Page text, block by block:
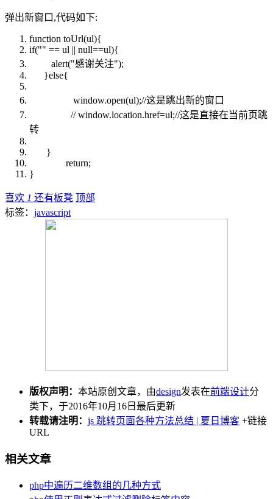
弹出新窗口,代码如下:
function toUrl(ul){
if("" == ul || null==ul){
alert("感谢关注");
}else{
window.open(ul);//这是跳出新的窗口
// window.location.href=ul;//这是直接在当前页跳
转
}
return;
}
喜欢 1 还有板凳 顶部
标签： javascript
版权声明： 本站原创文章，由design发表在前端设计分
类下，于2016年10月16日最后更新
转载请注明： js 跳转页面各种方法总结 | 夏日博客 +链接
URL
相关文章
php中遍历二维数组的几种方式